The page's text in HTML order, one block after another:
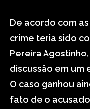
De acordo com
crime teria sido
Pereira
discussão em um
O caso ganhou
fato de o